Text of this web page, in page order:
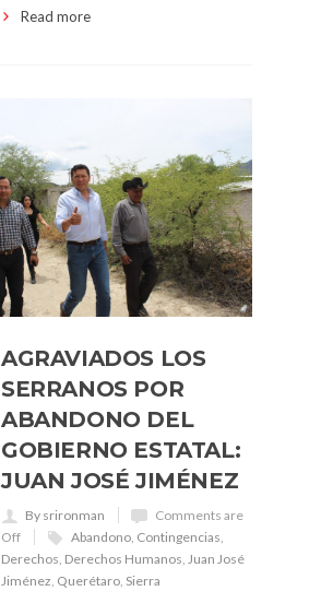
Read more
AGRAVIADOS LOS
SERRANOS POR
ABANDONO DEL
GOBIERNO ESTATAL:
JUAN JOSÉ JIMÉNEZ
By srironman
Comments are
Off
Abandono, Contingencias,
Derechos, Derechos Humanos, Juan José
Jiménez, Querétaro, Sierra